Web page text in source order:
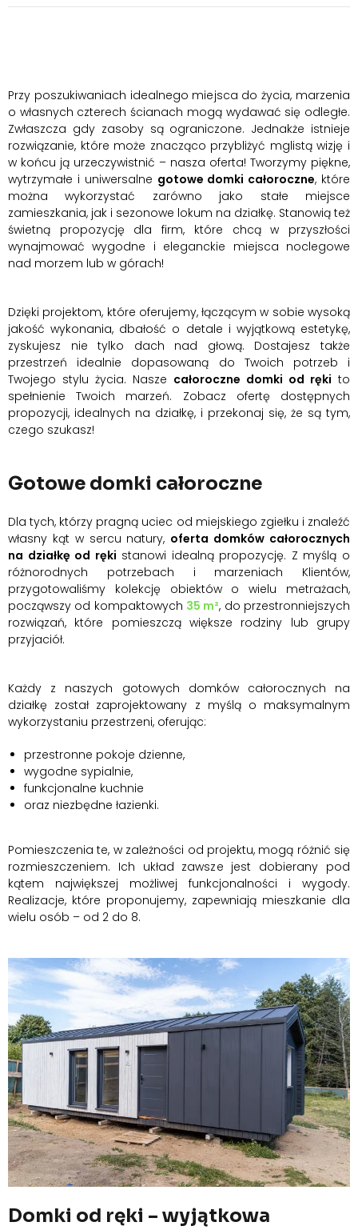
Przy poszukiwaniach idealnego miejsca do życia, marzenia
o własnych czterech ścianach mogą wydawać się odległe.
Zwłaszcza gdy zasoby są ograniczone. Jednakże istnieje
rozwiązanie, które może znacząco przybliżyć mglistą wizję i
w końcu ją urzeczywistnić – nasza oferta! Tworzymy piękne,
wytrzymałe i uniwersalne gotowe domki całoroczne, które
można wykorzystać zarówno jako stałe miejsce
zamieszkania, jak i sezonowe lokum na działkę. Stanowią też
świetną propozycję dla firm, które chcą w przyszłości
wynajmować wygodne i eleganckie miejsca noclegowe
nad morzem lub w górach!
Dzięki projektom, które oferujemy, łączącym w sobie wysoką
jakość wykonania, dbałość o detale i wyjątkową estetykę,
zyskujesz nie tylko dach nad głową. Dostajesz także
przestrzeń idealnie dopasowaną do Twoich potrzeb i
Twojego stylu życia. Nasze całoroczne domki od ręki to
spełnienie Twoich marzeń. Zobacz ofertę dostępnych
propozycji, idealnych na działkę, i przekonaj się, że są tym,
czego szukasz!
Gotowe domki całoroczne
Dla tych, którzy pragną uciec od miejskiego zgiełku i znaleźć
własny kąt w sercu natury, oferta domków całorocznych
na działkę od ręki stanowi idealną propozycję. Z myślą o
różnorodnych potrzebach i marzeniach Klientów,
przygotowaliśmy kolekcję obiektów o wielu metrażach,
począwszy od kompaktowych 35 m², do przestronniejszych
rozwiązań, które pomieszczą większe rodziny lub grupy
przyjaciół.
Każdy z naszych gotowych domków całorocznych na
działkę został zaprojektowany z myślą o maksymalnym
wykorzystaniu przestrzeni, oferując:
przestronne pokoje dzienne,
wygodne sypialnie,
funkcjonalne kuchnie
oraz niezbędne łazienki.
Pomieszczenia te, w zależności od projektu, mogą różnić się
rozmieszczeniem. Ich układ zawsze jest dobierany pod
kątem największej możliwej funkcjonalności i wygody.
Realizacje, które proponujemy, zapewniają mieszkanie dla
wielu osób – od 2 do 8.
Domki od ręki – wyjątkowa